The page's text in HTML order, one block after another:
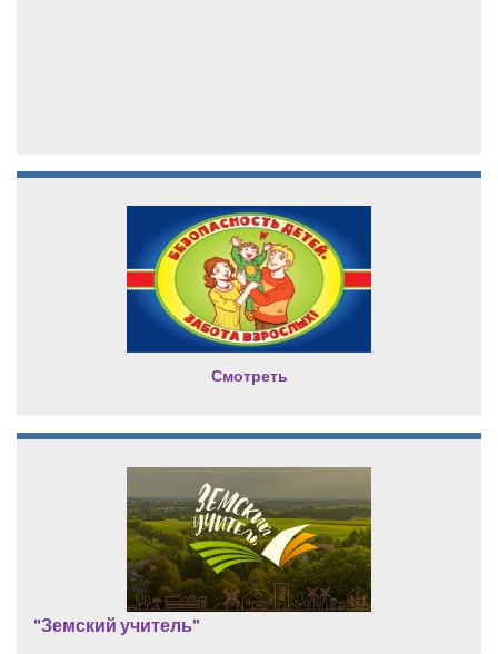
Смотреть
"Земский учитель"